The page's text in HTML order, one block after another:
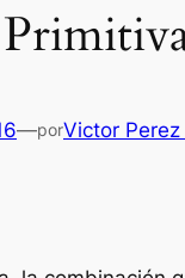
—porVictor Perez